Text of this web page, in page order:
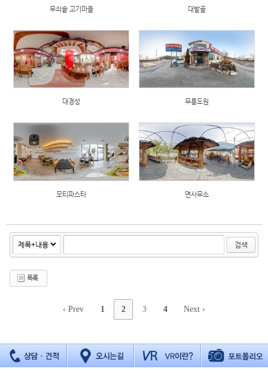
무쇠솥 고기마을 대밭골
대경성 무릉도원
모티파스타 면사무소
검색
목록
‹ Prev 1 2 3 4 Next ›